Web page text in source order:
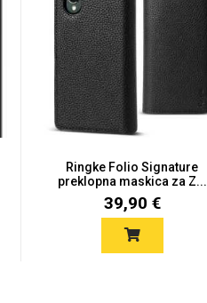
Ringke Folio Signature
preklopna maskica za Z...
39,90 €